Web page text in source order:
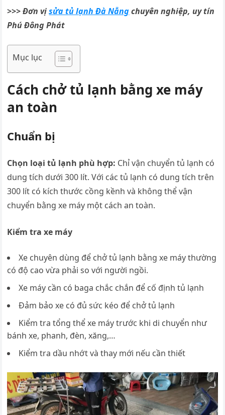
>>> Đơn vịsửa tủ lạnh Đà Nẵngchuyên nghiệp, uy tín
Phú Đông Phát
Mục lục
Cách chở tủ lạnh bằng xe máy
an toàn
Chuẩn bị
Chọn loại tủ lạnh phù hợp: Chỉ vận chuyển tủ lạnh có
dung tích dưới 300 lít. Với các tủ lạnh có dung tích trên
300 lít có kích thước cồng kềnh và không thể vận
chuyển bằng xe máy một cách an toàn.
Kiểm tra xe máy
Xe chuyên dùng để chở tủ lạnh bằng xe máy thường
có độ cao vừa phải so với người ngồi.
Xe máy cần có baga chắc chắn để cố định tủ lạnh
Đảm bảo xe có đủ sức kéo để chở tủ lạnh
Kiểm tra tổng thể xe máy trước khi di chuyển như
bánh xe, phanh, đèn, xăng,…
Kiểm tra dầu nhớt và thay mới nếu cần thiết